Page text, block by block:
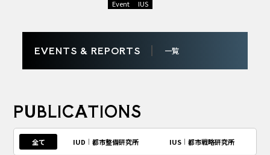
Event IUS
EVENTS & REPORTS 一覧
PUBLICATIONS
全て IUD 都市整備研究所 IUS 都市戦略研究所